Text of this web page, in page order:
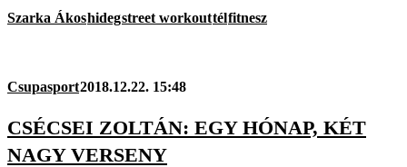
Szarka Ákoshidegstreet workouttélfitnesz
Csupasport2018.12.22. 15:48
CSÉCSEI ZOLTÁN: EGY HÓNAP, KÉT
NAGY VERSENY